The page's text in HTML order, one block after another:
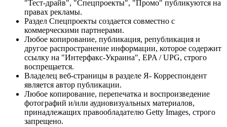
"Тест-драйв", "Спецпроекты", "Промо" публикуются на
правах рекламы.
Раздел Спецпроекты создается совместно с
коммерческими партнерами.
Любое копирование, публикация, републикация и
другое распространение информации, которое содержит
ссылку на "Интерфакс-Украина", EPA / UPG, строго
воспрещается.
Владелец веб-страницы в разделе Я- Корреспондент
является автор публикации.
Любое копирование, перепечатка и воспроизведение
фотографий и/или аудиовизуальных материалов,
принадлежащих правообладателю Getty Images, строго
запрещено.